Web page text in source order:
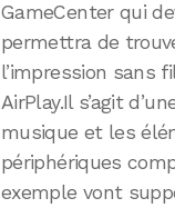
GameCenter qui
permettra de
l’impression sans
AirPlay.Il s’agit
musique et les
périphériques
exemple vont